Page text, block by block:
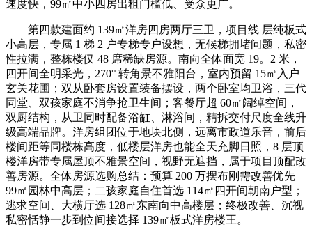
速度快，99㎡中小四房出租门槛低、受众更广。
第四款建面约 139㎡洋房四房两厅三卫，项目线 层纯板式
小高层，专属 1 梯 2 户专梯专户设想，无候梯拥堵问题，私密
性拉满，整栋楼仅 48 席稀缺房源。南向全体面宽 19。2 米，
四开间全明采光，270° 转角景不雅阳台，室内预留 15㎡入户
玄关花圃；双从卧套房设置装备摆设，两个卧室均卫浴，三代
同堂、双孩家庭不消争抢卫生间；客餐厅超 60㎡阔绰空间，
双厨结构，从卫同时配备浴缸、淋浴间，精拆交付尺度全线升
级高端品牌。洋房组团位于地块北侧，远离市政道乐音，前后
楼间距等同楼栋高度，低楼层洋房也能全天充脚日照，8 层顶
楼洋房带专属屋顶不雅景空间，视野无遮挡，属于项目顶配改
善房源。全体房源选购总结：预算 200 万摆布刚需改善优先
99㎡园林中高层；二孩家庭自住首选 114㎡四开间朝南户型；
逃求空间、大横厅选 128㎡东南向中高楼层；终极改善、沉视
私密恬静一步到位间接选择 139㎡板式洋房楼王。